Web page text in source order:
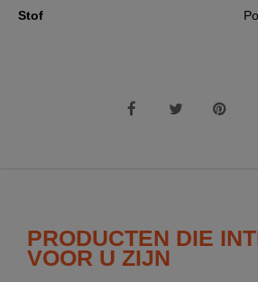
Stof
PRODUCTEN DIE
VOOR U ZIJN